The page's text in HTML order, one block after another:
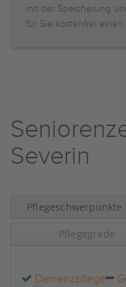
mit der Speicherung
für Sie kostenfrei
Severin
Pflegeschwerpunkte
Pflegegrade
Demenzpflege